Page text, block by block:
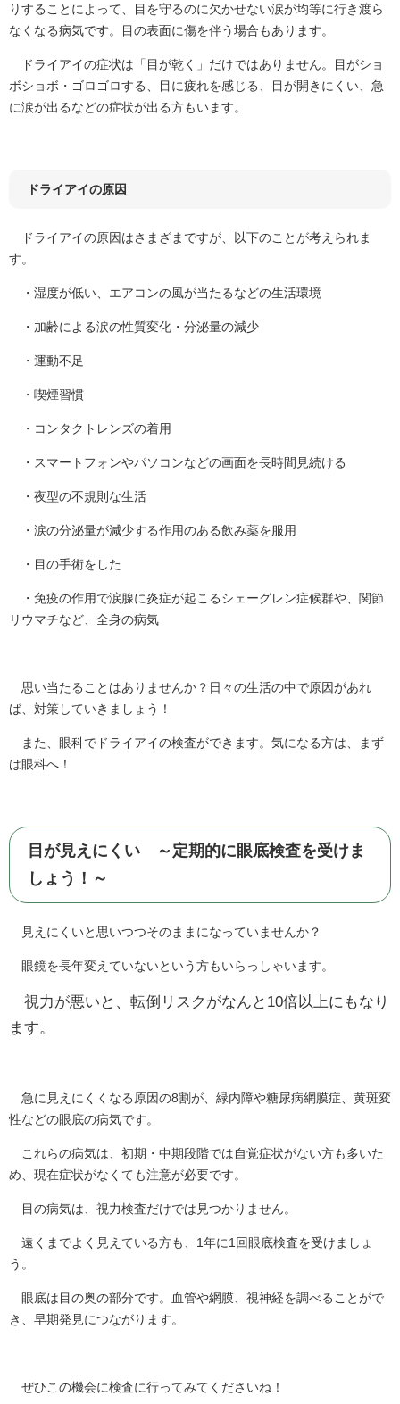
りすることによって、目を守るのに欠かせない涙が均等に行き渡ら
なくなる病気です。目の表面に傷を伴う場合もあります。
ドライアイの症状は「目が乾く」だけではありません。目がショ
ボショボ・ゴロゴロする、目に疲れを感じる、目が開きにくい、急
に涙が出るなどの症状が出る方もいます。
ドライアイの原因
ドライアイの原因はさまざまですが、以下のことが考えられま
す。
・湿度が低い、エアコンの風が当たるなどの生活環境
・加齢による涙の性質変化・分泌量の減少
・運動不足
・喫煙習慣
・コンタクトレンズの着用
・スマートフォンやパソコンなどの画面を長時間見続ける
・夜型の不規則な生活
・涙の分泌量が減少する作用のある飲み薬を服用
・目の手術をした
・免疫の作用で涙腺に炎症が起こるシェーグレン症候群や、関節
リウマチなど、全身の病気
思い当たることはありませんか？日々の生活の中で原因があれ
ば、対策していきましょう！
また、眼科でドライアイの検査ができます。気になる方は、まず
は眼科へ！
目が見えにくい ～定期的に眼底検査を受けま
しょう！～
見えにくいと思いつつそのままになっていませんか？
眼鏡を長年変えていないという方もいらっしゃいます。
視力が悪いと、転倒リスクがなんと10倍以上にもなり
ます。
急に見えにくくなる原因の8割が、緑内障や糖尿病網膜症、黄斑変
性などの眼底の病気です。
これらの病気は、初期・中期段階では自覚症状がない方も多いた
め、現在症状がなくても注意が必要です。
目の病気は、視力検査だけでは見つかりません。
遠くまでよく見えている方も、1年に1回眼底検査を受けましょ
う。
眼底は目の奥の部分です。血管や網膜、視神経を調べることがで
き、早期発見につながります。
ぜひこの機会に検査に行ってみてくださいね！